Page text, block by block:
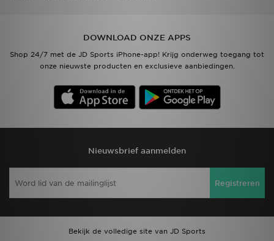
DOWNLOAD ONZE APPS
Shop 24/7 met de JD Sports iPhone-app! Krijg onderweg toegang tot
onze nieuwste producten en exclusieve aanbiedingen.
Nieuwsbrief aanmelden
Registreren
Bekijk de volledige site van JD Sports